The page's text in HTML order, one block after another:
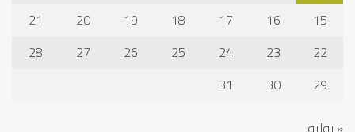
15
16
17
18
19
20
21
22
23
24
25
26
27
28
29
30
31